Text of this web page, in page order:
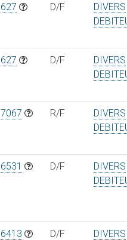
627 D/F
DIVERS
627 D/F
DIVERS
7067 R/F
DIVERS
6531 D/F
DIVERS
6413 D/F
DIVERS